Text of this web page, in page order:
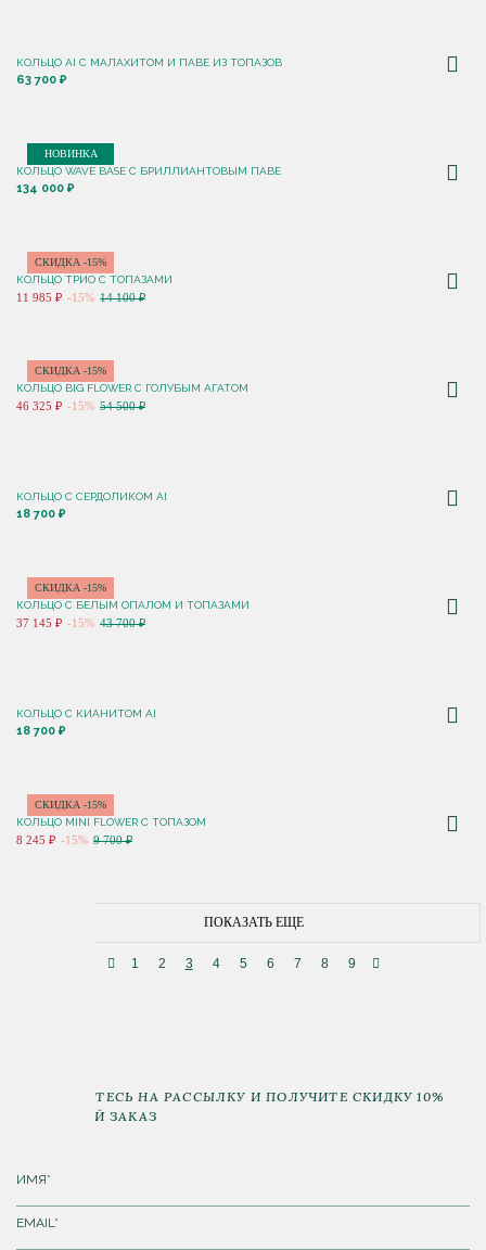
КОЛЬЦО AI С МАЛАХИТОМ И ПАВЕ ИЗ ТОПАЗОВ
63 700 ₽
НОВИНКА
КОЛЬЦО WAVE BASE С БРИЛЛИАНТОВЫМ ПАВЕ
134 000 ₽
СКИДКА -15%
КОЛЬЦО ТРИО С ТОПАЗАМИ
11 985 ₽ -15% 14 100 ₽
СКИДКА -15%
КОЛЬЦО BIG FLOWER C ГОЛУБЫМ АГАТОМ
46 325 ₽ -15% 54 500 ₽
КОЛЬЦО С CЕРДОЛИКОМ AI
18 700 ₽
СКИДКА -15%
КОЛЬЦО С БЕЛЫМ ОПАЛОМ И ТОПАЗАМИ
37 145 ₽ -15% 43 700 ₽
КОЛЬЦО С КИАНИТОМ AI
18 700 ₽
СКИДКА -15%
КОЛЬЦО MINI FLOWER С ТОПАЗОМ
8 245 ₽ -15% 9 700 ₽
ПОКАЗАТЬ ЕЩЕ
1 2 3 4 5 6 7 8 9
ПОДПИШИТЕСЬ НА РАССЫЛКУ И ПОЛУЧИТЕ СКИДКУ 10%
НА ПЕРВЫЙ ЗАКАЗ